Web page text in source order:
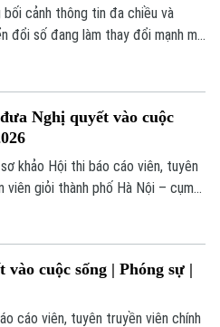
tục lan tỏa những giá trị tốt đẹp
thế hệ sau.
bối cảnh thông tin đa chiều và
đổi số đang làm thay đổi mạnh mẽ
tuyên truyền viên Thủ đô đã chủ
mới phương pháp, tăng cường
công nghệ số, góp phần nâng
quả đưa nghị quyết của Đảng
Nghị quyết vào cuộc
khảo Hội thi báo cáo viên, tuyên
viên giỏi thành phố Hà Nội – cụm
chất lượng công tác tuyên
cuộc sống | Phóng sự |
cáo viên, tuyên truyền viên chính